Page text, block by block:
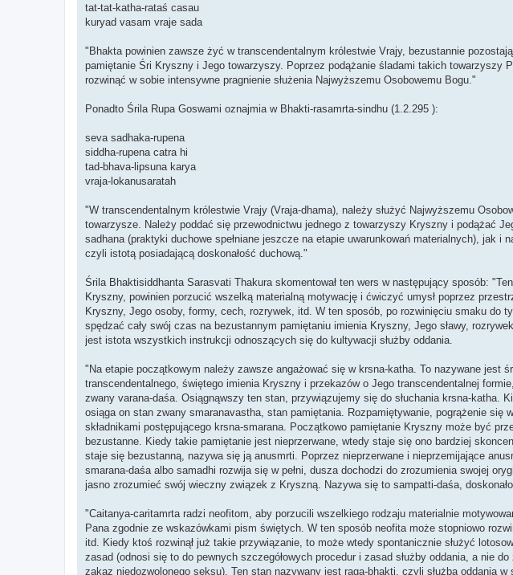
tat-tat-katha-rataś casau
kuryad vasam vraje sada
"Bhakta powinien zawsze żyć w transcendentalnym królestwie Vrajy, bezustannie
pamiętanie Śri Kryszny i Jego towarzyszy. Poprzez podążanie śladami takich towarzyszy
rozwinąć w sobie intensywne pragnienie służenia Najwyższemu Osobowemu Bogu."
Ponadto Śrila Rupa Goswami oznajmia w Bhakti-rasamrta-sindhu (1.2.295 ):
seva sadhaka-rupena
siddha-rupena catra hi
tad-bhava-lipsuna karya
vraja-lokanusaratah
"W transcendentalnym królestwie Vrajy (Vraja-dhama), należy służyć Najwyższemu
towarzysze. Należy poddać się przewodnictwu jednego z towarzyszy Kryszny i podążać
sadhana (praktyki duchowe spełniane jeszcze na etapie uwarunkowań materialnych), jak i
czyli istotą posiadającą doskonałość duchową."
Śrila Bhaktisiddhanta Sarasvati Thakura skomentował ten wers w następujący sposób:
Kryszny, powinien porzucić wszelką materialną motywację i ćwiczyć umysł poprzez
Kryszny, Jego osoby, formy, cech, rozrywek, itd. W ten sposób, po rozwinięciu smaku do
spędzać cały swój czas na bezustannym pamiętaniu imienia Kryszny, Jego sławy,
jest istota wszystkich instrukcji odnoszących się do kultywacji służby oddania.
"Na etapie początkowym należy zawsze angażować się w krsna-katha. To nazywane jest
transcendentalnego, świętego imienia Kryszny i przekazów o Jego transcendentalnej
zwany varana-daśa. Osiągnąwszy ten stan, przywiązujemy się do słuchania krsna-katha.
osiąga on stan zwany smaranavastha, stan pamiętania. Rozpamiętywanie, pogrążenie
składnikami postępującego krsna-smarana. Początkowo pamiętanie Kryszny może być
bezustanne. Kiedy takie pamiętanie jest nieprzerwane, wtedy staje się ono bardziej
staje się bezustanną, nazywa się ją anusmrti. Poprzez nieprzerwane i nieprzemijające
smarana-daśa albo samadhi rozwija się w pełni, dusza dochodzi do zrozumienia swojej
jasno zrozumieć swój wieczny związek z Kryszną. Nazywa się to sampatti-daśa,
"Caitanya-caritamrta radzi neofitom, aby porzucili wszelkiego rodzaju materialnie
Pana zgodnie ze wskazówkami pism świętych. W ten sposób neofita może stopniowo
itd. Kiedy ktoś rozwinął już takie przywiązanie, to może wtedy spontanicznie służyć
zasad (odnosi się to do pewnych szczegółowych procedur i zasad służby oddania, a nie
zakaz niedozwolonego seksu). Ten stan nazywany jest raga-bhakti, czyli służbą oddania